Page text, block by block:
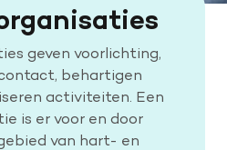
geven voorlichting,
behartigen
activiteiten. Een
is er voor en door
van hart- en